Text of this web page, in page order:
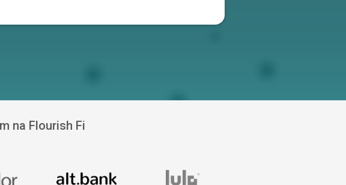
na Flourish Fi